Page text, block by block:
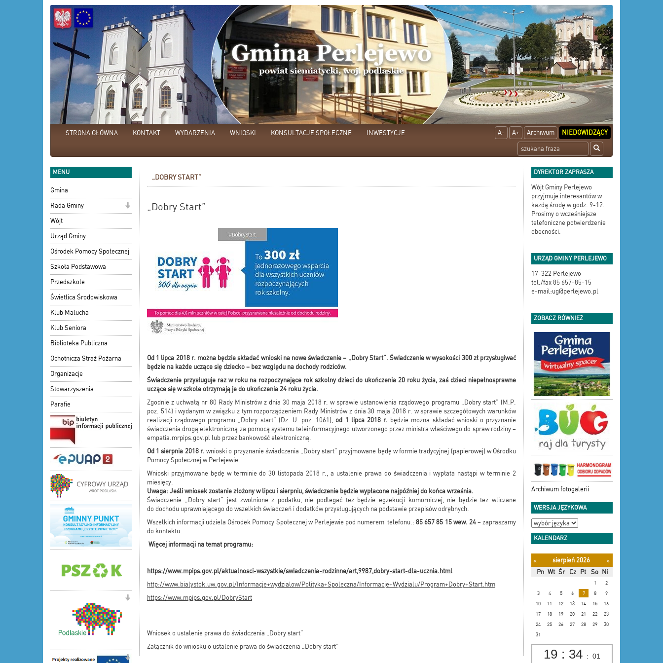
STRONA GŁÓWNA KONTAKT WYDARZENIA WNIOSKI KONSULTACJE SPOŁECZNE INWESTYCJE A- A+ Archiwum NIEDOWIDZĄCY
MENU
Gmina
Rada Gminy
Wójt
Urząd Gminy
Ośrodek Pomocy Społecznej
Szkoła Podstawowa
Przedszkole
Świetlica Środowiskowa
Klub Malucha
Klub Seniora
Biblioteka Publiczna
Ochotnicza Straż Pożarna
Organizacje
Stowarzyszenia
Parafie
„DOBRY START”
„Dobry Start”
Od 1 lipca 2018 r. można będzie składać wnioski na nowe świadczenie – „Dobry Start”. Świadczenie w wysokości 300 zł przysługiwać
będzie na każde uczące się dziecko – bez względu na dochody rodziców.
Świadczenie przysługuje raz w roku na rozpoczynające rok szkolny dzieci do ukończenia 20 roku życia, zaś dzieci niepełnosprawne
uczące się w szkole otrzymają je do ukończenia 24 roku życia.
Zgodnie z uchwałą nr 80 Rady Ministrów z dnia 30 maja 2018 r. w sprawie ustanowienia rządowego programu „Dobry start” (M.P.
poz. 514) i wydanym w związku z tym rozporządzeniem Rady Ministrów z dnia 30 maja 2018 r. w sprawie szczegółowych warunków
realizacji rządowego programu „Dobry start” (Dz. U. poz. 1061),od 1 lipca 2018 r. będzie można składać wnioski o przyznanie
świadczenia drogą elektroniczną za pomocą systemu teleinformacyjnego utworzonego przez ministra właściwego do spraw rodziny –
empatia.mrpips.gov.pl lub przez bankowość elektroniczną.
Od 1 sierpnia 2018 r. wnioski o przyznanie świadczenia „Dobry start” przyjmowane będę w formie tradycyjnej (papierowej) w Ośrodku
Pomocy Społecznej w Perlejewie.
Wnioski przyjmowane będę w terminie do 30 listopada 2018 r., a ustalenie prawa do świadczenia i wypłata nastąpi w terminie 2
miesięcy.
Uwaga: Jeśli wniosek zostanie złożony w lipcu i sierpniu, świadczenie będzie wypłacone najpóźniej do końca września.
Świadczenie „Dobry start” jest zwolnione z podatku, nie podlegać też będzie egzekucji komorniczej, nie będzie też wliczane
do dochodu uprawniającego do wszelkich świadczeń i dodatków przysługujących na podstawie przepisów odrębnych.
Wszelkich informacji udziela Ośrodek Pomocy Społecznej w Perlejewie pod numerem telefonu.:85 657 85 15 wew. 24– zapraszamy
do kontaktu.
Więcej informacji na temat programu:
https://www.mpips.gov.pl/aktualnosci-wszystkie/swiadczenia-rodzinne/art,9987,dobry-start-dla-ucznia.html
http://www.bialystok.uw.gov.pl/Informacje+wydzialow/Polityka+Spoleczna/Informacje+Wydzialu/Program+Dobry+Start.htm
https://www.mpips.gov.pl/DobryStart
Wniosek o ustalenie prawa do świadczenia „Dobry start”
Załącznik do wniosku o ustalenie prawa do świadczenia „Dobry start”
DYREKTOR ZAPRASZA
Wójt Gminy Perlejewo
przyjmuje interesantów w
każdą środę w godz. 9-12.
Prosimy o wcześniejsze
telefoniczne potwierdzenie
obecności.
URZĄD GMINY PERLEJEWO
17-322 Perlejewo
tel./fax 85 657-85-15
e-mail:ug@perlejewo.pl
ZOBACZ RÓWNIEŻ
Archiwum fotogalerii
WERSJA JĘZYKOWA
KALENDARZ
« sierpień 2026
»
Pn Wt Śr Cz Pt So Ni
1
2
3
4 5 6 7 8
9
10
11 12 13 14 15
16
17
18 19 20 21 22
23
24
25 26 27 28 29
30
31
19 : 34 : 02